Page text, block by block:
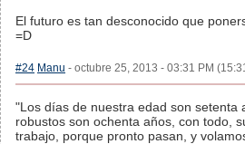
El futuro es tan desconocido que
=D
#24 Manu - octubre 25, 2013 - 03:31 PM
"Los días de nuestra edad son setenta
robustos son ochenta años, con todo,
trabajo, porque pronto pasan, y